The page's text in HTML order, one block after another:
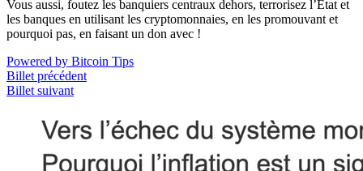
Vous aussi, foutez les banquiers centraux dehors, terrorisez l’État et
les banques en utilisant les cryptomonnaies, en les promouvant et
pourquoi pas, en faisant un don avec !
Powered by Bitcoin Tips
Billet précédent
Billet suivant